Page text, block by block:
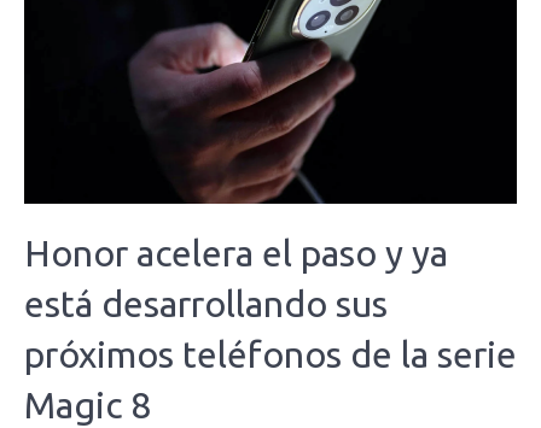
Honor acelera el paso y ya
está desarrollando sus
próximos teléfonos de la serie
Magic 8